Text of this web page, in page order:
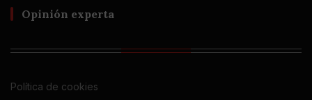
Opinión experta
Política de cookies